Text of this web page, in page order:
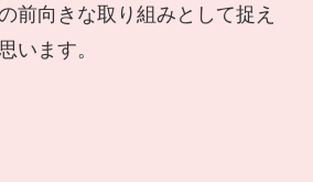
前向きな取り組みとして捉え
います。